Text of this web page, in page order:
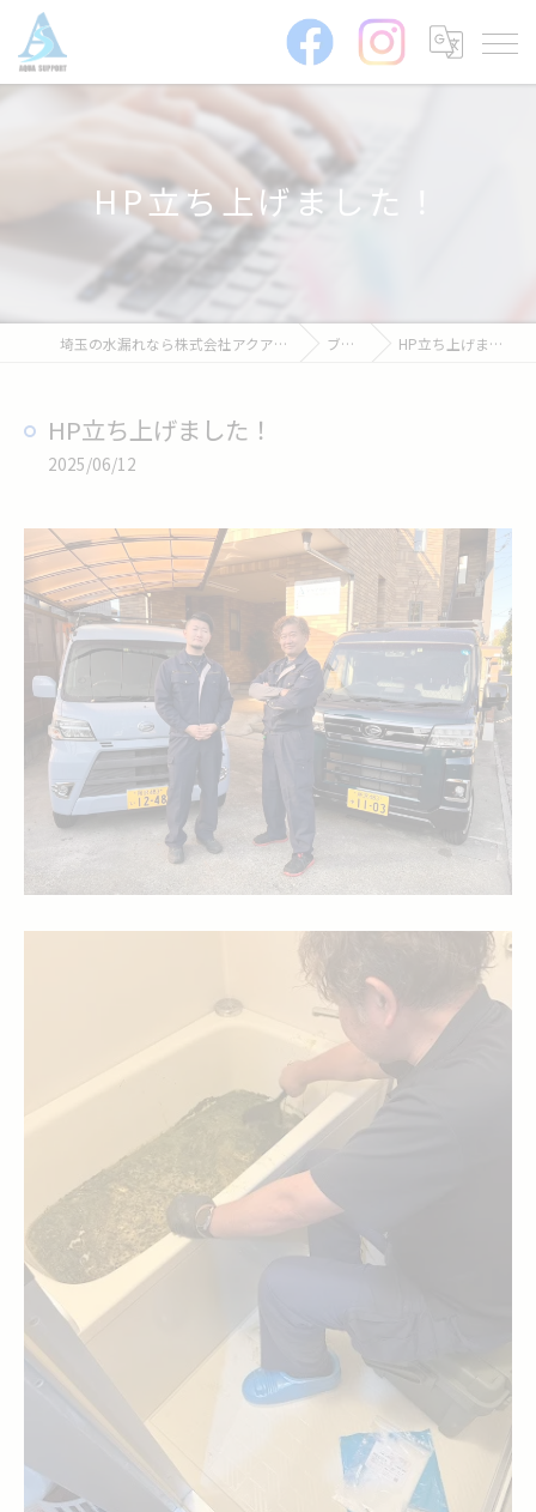
HP立ち上げました！
埼玉の水漏れなら株式会社アクアサポート ブログ HP立ち上げました！
HP立ち上げました！
2025/06/12